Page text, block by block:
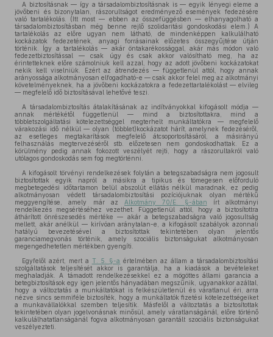
A biztosításnak — így a társadalombiztosításnak is — egyik lényegi eleme a
jövőbeni és bizonytalan, rászorultságot eredményező események fedezésére
való tartalékolás. (Itt most — ebben az összefüggésben — elhanyagolható a
társadalombiztosításban még benne rejlő szolidaritási gondoskodási elem.) A
tartalékolás az előre ugyan nem látható, de mindenképpen kalkulálható
kockázatok fedezetének, anyagi forrásainak előzetes összegyűjtése útján
történik. Így a tartalékolás — akár öntakarékossággal, akár más módon való
fedezetbiztosítással — csak úgy és csak akkor valósítható meg, ha az
érintetteknek előre számolniuk kell azzal, hogy az adott jövőbeni kockázatokat
nekik kell viselniük. Ezért az átrendezés — függetlenül attól, hogy annak
arányossága alkotmányosan elfogadható-e — csak akkor felel meg az alkotmányi
követelményeknek, ha a jövőbeni kockázatokra a fedezettartalékolást — elvileg
— megfelelő idő biztosításával lehetővé teszi.
A társadalombiztosítás átalakításának az indítványokkal kifogásolt módja —
annak mértékétől függetlenül — mind a biztosítottakra, mind a
többletszolgáltatási kötelezettséggel megterhelt munkáltatókra — megfelelő
várakozási idő nélkül — olyan (többlet)kockázatot hárít, amelynek fedezéséről,
az esetleges megtakarítások megfelelő átcsoportosításáról, a másirányú
felhasználás megtervezéséről stb. előzetesen nem gondoskodhattak. Ez a
körülmény pedig annak fokozott veszélyét rejti, hogy a rászorultakról való
utólagos gondoskodás sem fog megtörténni.
A kifogásolt törvényi rendelkezések folytán a betegszabadságra nem jogosult
biztosítottak egyik napról a másikra a tipikus és tömegesen előforduló
megbetegedési időtartamon belül abszolút ellátás nélkül maradnak, ez pedig
alkotmányosan védett társadalombiztosítási pozíciójuknak olyan mértékű
meggyengítése, amely már az Alkotmány 70/E. §-ában írt alkotmányi
rendelkezés megsértéséhez vezethet. Függetlenül attól, hogy a biztosítottra
áthárított önrészesedés mértéke — akár a betegszabadságra való jogosultság
mellett, akár anélkül — kirívóan aránytalan-e, a kifogásolt szabályok azonnali
hatályú bevezetésével a biztosítottak tekintetében olyan jelentős
garanciamegvonás történik, amely szociális biztonságukat alkotmányosan
megengedhetetlen mértékben gyengíti.
Egyfelől azért, mert a T. 5. §-a értelmében az állam a társadalombiztosítási
szolgáltatások teljesítését akkor is garantálja, ha a kiadások a bevételeket
meghaladják. A támadott rendelkezésekkel ez a mögöttes állami garancia a
betegbiztosítások egy igen jelentős hányadában megszűnik, ugyanakkor azáltal,
hogy a változtatás a munkáltatókat is felkészületlenül és váratlanul éri, arra
nézve sincs semmiféle biztosíték, hogy a munkáltatók fizetési kötelezettségeiket
a munkavállalókkal szemben teljesítik. Másfelől a változtatás a biztosítottak
tekintetében olyan jogelvonásnak minősül, amely váratlanságánál, előre történő
kalkulálhatatlanságánál fogva alkotmányosan garantált szociális biztonságukat
veszélyezteti.